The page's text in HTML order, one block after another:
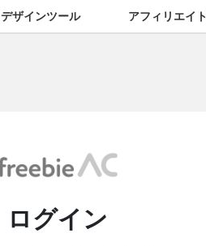
デザインツール アフィリエイト
ログイン